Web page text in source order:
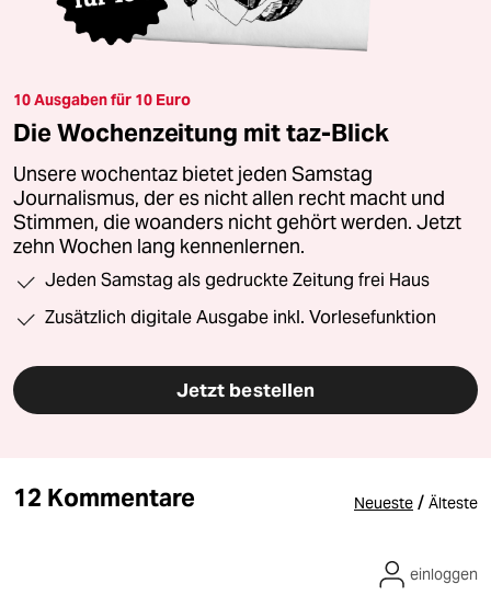
10 Ausgaben für 10 Euro
Die Wochenzeitung mit taz-Blick
Unsere wochentaz bietet jeden Samstag
Journalismus, der es nicht allen recht macht und
Stimmen, die woanders nicht gehört werden. Jetzt
zehn Wochen lang kennenlernen.
Jeden Samstag als gedruckte Zeitung frei Haus
Zusätzlich digitale Ausgabe inkl. Vorlesefunktion
Jetzt bestellen
12 Kommentare Neueste / Älteste
einloggen